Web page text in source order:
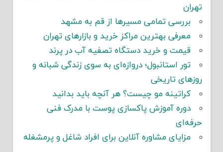
تهران
بررسی تمامی مسیرها از قم به مشهد
معرفی بهترین مراکز خرید و بازارهای تهران
قیمت و خرید دستگاه تصفیه آب در پرند
تور استانبول؛ دروازه‌ای به سوی زندگی شبانه و
روزهای تاریخی
کراتینه مو چیست؟ هر آنچه باید بدانید
دوره آموزش پاکسازی پوست با مدرک فنی
حرفه‌ای
مزایای مشاوره آنلاین برای افراد شاغل و پرمشغله